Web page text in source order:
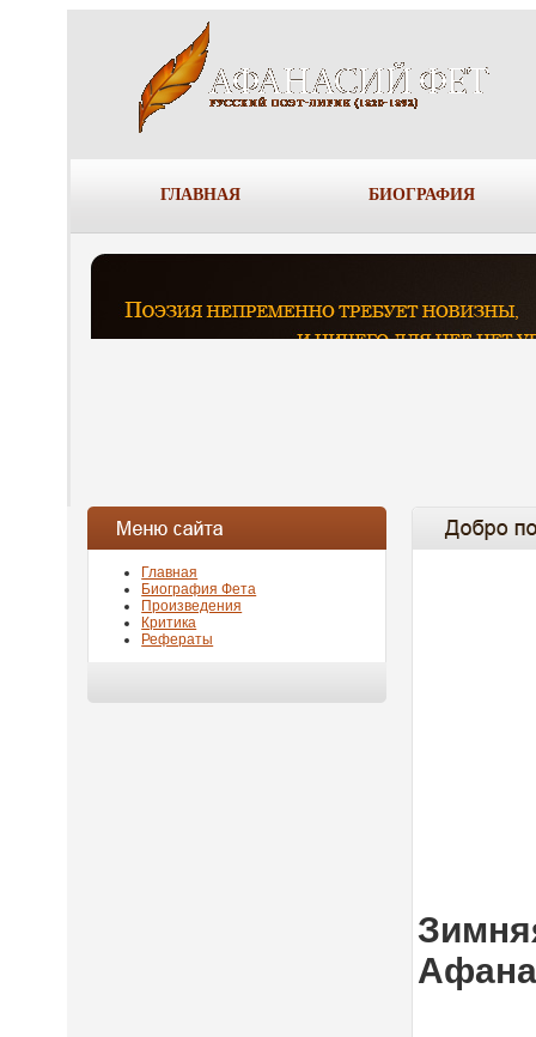
ГЛАВНАЯ БИОГРАФИЯ
Главная
Биография Фета
Произведения
Критика
Рефераты